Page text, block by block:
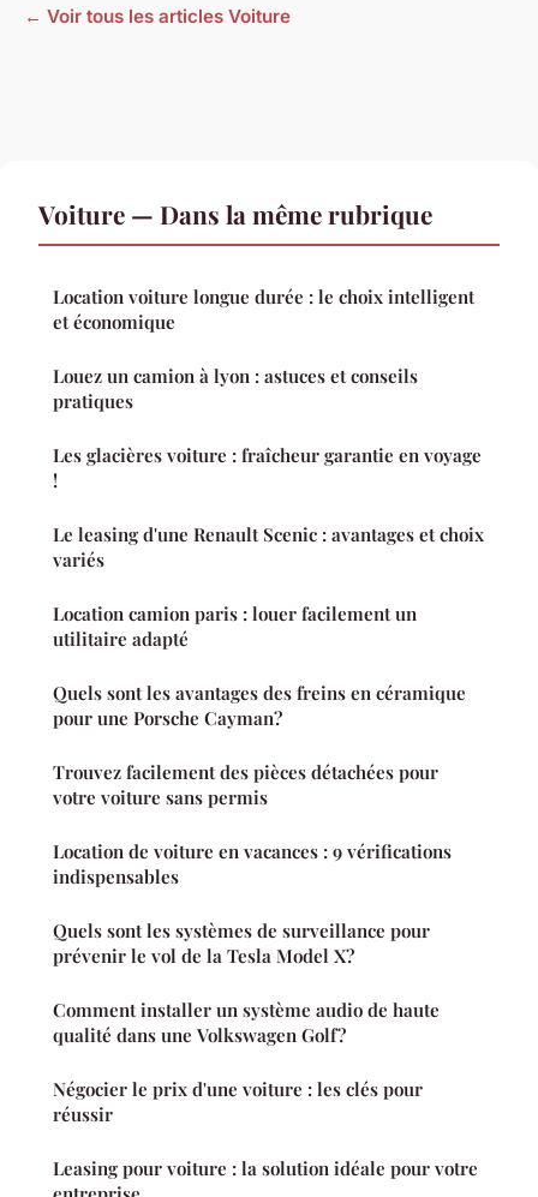
← Voir tous les articles Voiture
Voiture — Dans la même rubrique
Location voiture longue durée : le choix intelligent
et économique
Louez un camion à lyon : astuces et conseils
pratiques
Les glacières voiture : fraîcheur garantie en voyage
!
Le leasing d'une Renault Scenic : avantages et choix
variés
Location camion paris : louer facilement un
utilitaire adapté
Quels sont les avantages des freins en céramique
pour une Porsche Cayman?
Trouvez facilement des pièces détachées pour
votre voiture sans permis
Location de voiture en vacances : 9 vérifications
indispensables
Quels sont les systèmes de surveillance pour
prévenir le vol de la Tesla Model X?
Comment installer un système audio de haute
qualité dans une Volkswagen Golf?
Négocier le prix d'une voiture : les clés pour
réussir
Leasing pour voiture : la solution idéale pour votre